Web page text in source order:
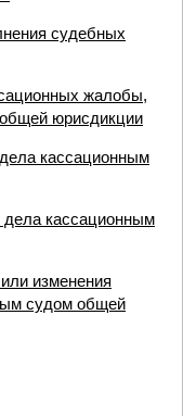
судебных
жалобы,
юрисдикции
кассационным
кассационным
изменения
судом общей